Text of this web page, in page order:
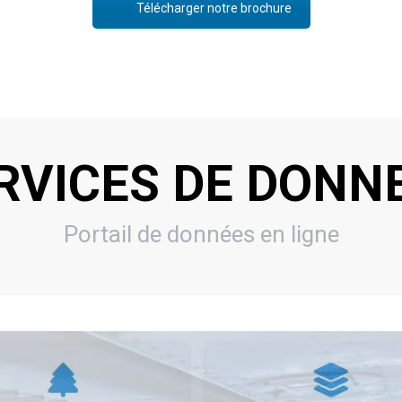
Télécharger notre brochure
DE
Portail de données en ligne